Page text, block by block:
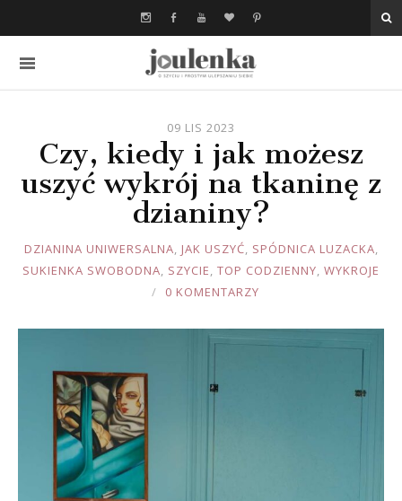
09 LIS 2023
Czy, kiedy i jak możesz
uszyć wykrój na tkaninę z
dzianiny?
JOULE
DZIANINA UNIWERSALNA, JAK USZYĆ, SPÓDNICA LUZACKA,
SUKIENKA SWOBODNA, SZYCIE, TOP CODZIENNY, WYKROJE
0 KOMENTARZY